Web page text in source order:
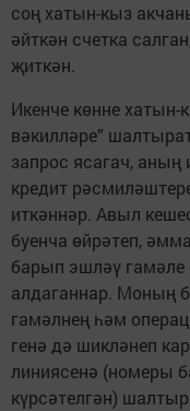
соң хатын-кыз
әйткән счетка
җиткән.
Икенче көнне
вәкилләре”
запрос ясагач,
кредит
иткәннәр. Авыл
буенча өйрәтеп,
барып эшләү гамәле
алдаганнар. Моның
гамәлнең һәм
генә дә шикләнеп
линиясенә (номеры
күрсәтелгән)